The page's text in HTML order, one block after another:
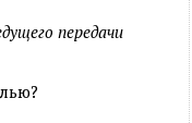
передачи